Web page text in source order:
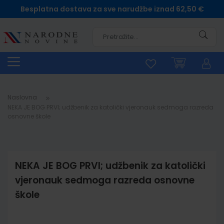
Besplatna dostava za sve narudžbe iznad 62,50 €
Naslovna
NEKA JE BOG PRVI; udžbenik za katolički
vjeronauk sedmoga razreda osnovne
škole